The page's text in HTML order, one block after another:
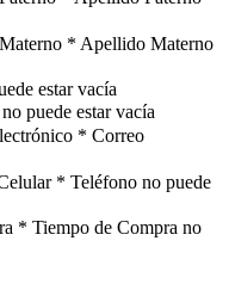
* Apellido Materno
estar vacía
puede estar vacía
* Correo
* Teléfono no puede
* Tiempo de Compra no